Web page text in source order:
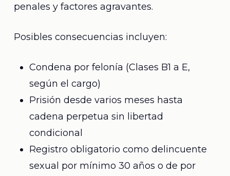
penales y factores agravantes.
Posibles consecuencias incluyen:
Condena por felonía (Clases B1 a E,
según el cargo)
Prisión desde varios meses hasta
cadena perpetua sin libertad
condicional
Registro obligatorio como delincuente
sexual por mínimo 30 años o de por